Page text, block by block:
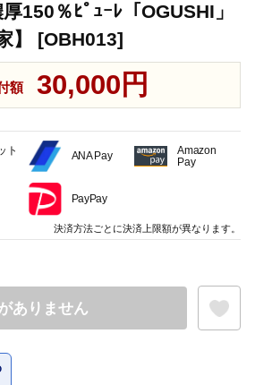
150％ﾋﾟｭｰﾚ「OGUSHI」
】 [OBH013]
額 30,000円
ありません
ト
ANA Pay
Amazon
Pay
PayPay
決済方法ごとに決済上限額が異なります。